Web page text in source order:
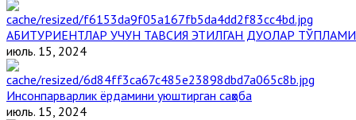
АБИТУРИЕНТЛАР УЧУН ТАВСИЯ ЭТИЛГАН ДУОЛАР ТЎПЛАМИ
июль. 15, 2024
Инсонпарварлик ёрдамини уюштирган саҳоба
июль. 15, 2024